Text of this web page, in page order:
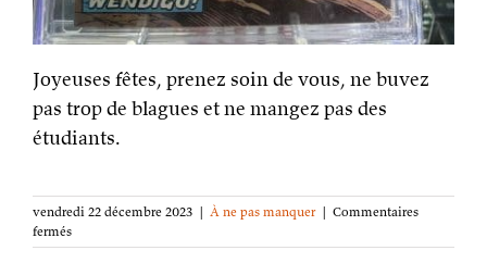
Joyeuses fêtes, prenez soin de vous, ne buvez
pas trop de blagues et ne mangez pas des
étudiants.
vendredi 22 décembre 2023 | À ne pas manquer | Commentaires
ferméssur
Déconnexion